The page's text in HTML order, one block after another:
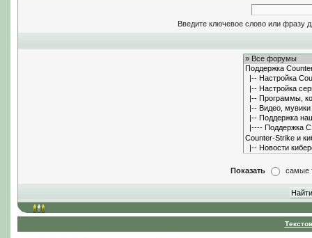
Введите ключевое слово или фразу
Показать самые